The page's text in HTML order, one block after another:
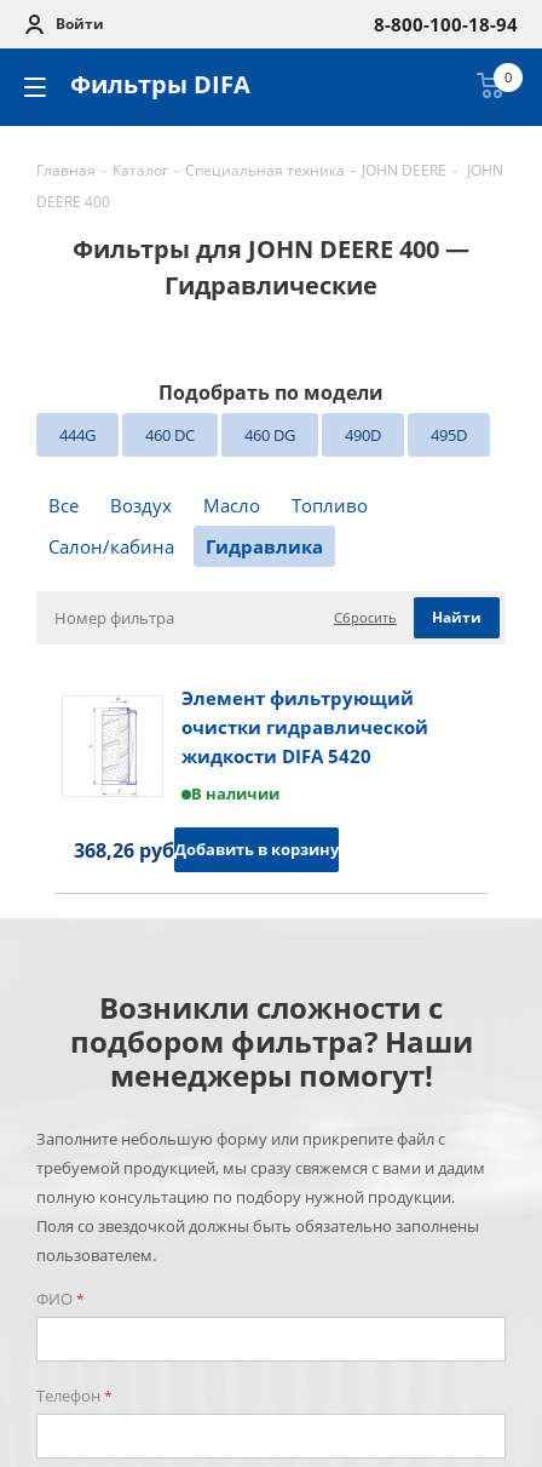
Войти 8-800-100-18-94
Фильтры DIFA 0
Главная - Каталог - Специальная техника - JOHN DEERE - JOHN
DEERE 400
Фильтры для JOHN DEERE 400 —
Гидравлические
Подобрать по модели
444G 460 DC 460 DG 490D 495D
Все Воздух Масло
Топливо
Салон/кабина
Гидравлика
Сбросить
Элемент фильтрующий
очистки гидравлической
жидкости DIFA 5420
В наличии
368,26 руб.Добавить в корзину
Возникли сложности с
подбором фильтра? Наши
менеджеры помогут!
Заполните небольшую форму или прикрепите файл с
требуемой продукцией, мы сразу свяжемся с вами и дадим
полную консультацию по подбору нужной продукции.
Поля со звездочкой должны быть обязательно заполнены
пользователем.
ФИО*
Телефон *